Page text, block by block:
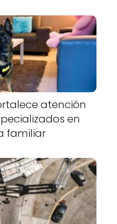
atención
en
familiar